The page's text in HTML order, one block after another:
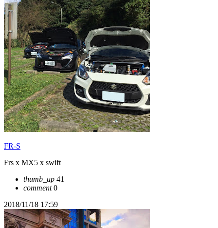
FR-S
Frs x MX5 x swift
thumb_up 41
comment0
2018/11/18 17:59